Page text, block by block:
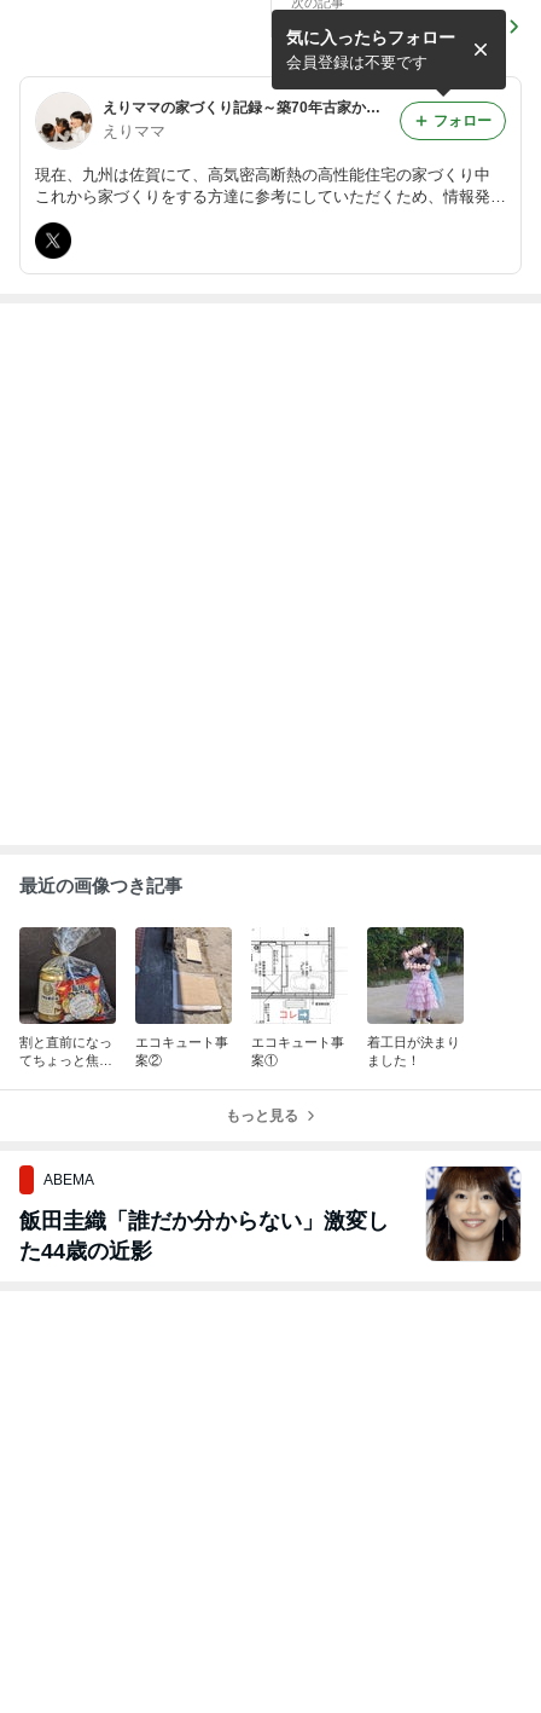
割と直前になってちょっと焦
って頑張った上棟式
えりママの家づくり記録～築70年古家から高性能住宅へ〜
えりママ
現在、九州は佐賀にて、高気密高断熱の高性能住宅の家づくり中
これから家づくりをする方達に参考にしていただくため、情報発信
気に入ったらフォロー
会員登録は不要です
フォロー
最近の画像つき記事
割と直前になっ
てちょっと焦っ
エコキュート事
案②
エコキュート事
案①
着工日が決まり
ました！
もっと見る
ABEMA
飯田圭織「誰だか分からない」激変し
た44歳の近影